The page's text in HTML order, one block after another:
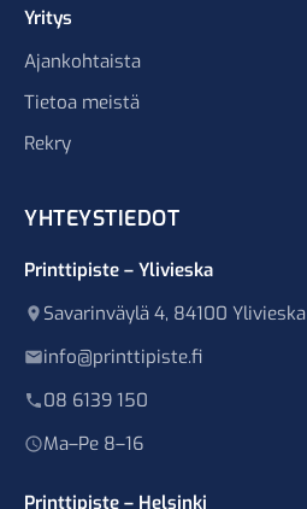
Yritys
Ajankohtaista
Tietoa meistä
Rekry
YHTEYSTIEDOT
Printtipiste – Ylivieska
Savarinväylä 4, 84100 Ylivieska
info@printtipiste.fi
08 6139 150
Ma–Pe 8–16
Printtipiste – Helsinki